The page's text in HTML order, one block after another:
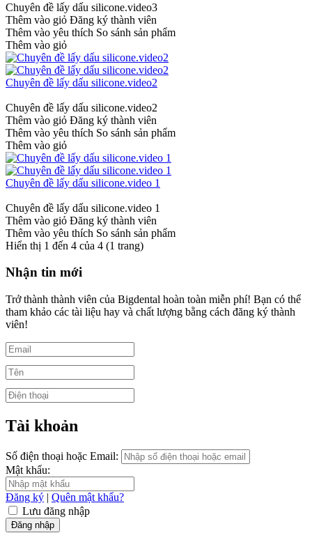
Chuyên đề lấy dấu silicone.video3
Thêm vào giỏ Đăng ký thành viên
Thêm vào yêu thích So sánh sản phẩm
Thêm vào giỏ
Chuyên đề lấy dấu silicone.video2
Chuyên đề lấy dấu silicone.video2
Thêm vào giỏ Đăng ký thành viên
Thêm vào yêu thích So sánh sản phẩm
Thêm vào giỏ
Chuyên đề lấy dấu silicone.video 1
Chuyên đề lấy dấu silicone.video 1
Thêm vào giỏ Đăng ký thành viên
Thêm vào yêu thích So sánh sản phẩm
Hiển thị 1 đến 4 của 4 (1 trang)
Nhận tin mới
Trở thành thành viên của Bigdental hoàn toàn miễn phí! Bạn có thể
tham khảo các tài liệu hay và chất lượng bằng cách đăng ký thành
viên!
Tài khoản
Số điện thoại hoặc Email:
Mật khẩu:
Đăng ký | Quên mật khẩu?
Lưu đăng nhập
Đăng nhập